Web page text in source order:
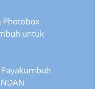
Photobox
untuk